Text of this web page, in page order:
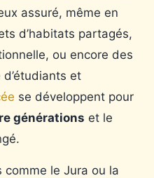
assuré, même en
d’habitats partagés,
ou encore des
et
se développent pour
générations et le
le Jura ou la